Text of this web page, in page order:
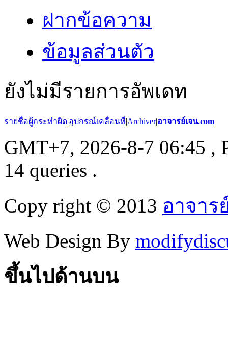
ฝากข้อความ
ข้อมูลส่วนตัว
ยังไม่มีรายการอัพเดท
รายชื่อผู้กระทำผิด|อุปกรณ์เคลื่อนที่|Archiver|อาจารย์เจน.com
GMT+7, 2026-8-7 06:45 ,
14 queries .
Copy right © 2013 อาจาร
Web Design By
ขึ้นไปด้านบน